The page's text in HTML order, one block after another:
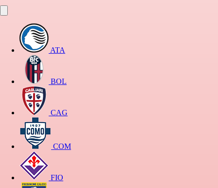
ATA
BOL
CAG
COM
FIO